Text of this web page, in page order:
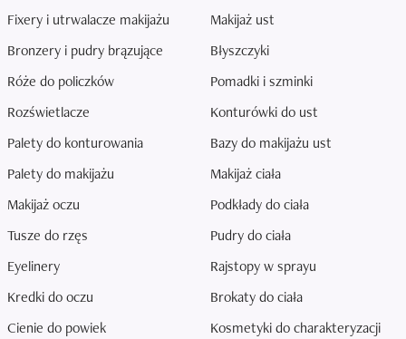
Fixery i utrwalacze makijażu
Bronzery i pudry brązujące
Róże do policzków
Rozświetlacze
Palety do konturowania
Palety do makijażu
Makijaż oczu
Tusze do rzęs
Eyelinery
Kredki do oczu
Cienie do powiek
Makijaż ust
Błyszczyki
Pomadki i szminki
Konturówki do ust
Bazy do makijażu ust
Makijaż ciała
Podkłady do ciała
Pudry do ciała
Rajstopy w sprayu
Brokaty do ciała
Kosmetyki do charakteryzacji